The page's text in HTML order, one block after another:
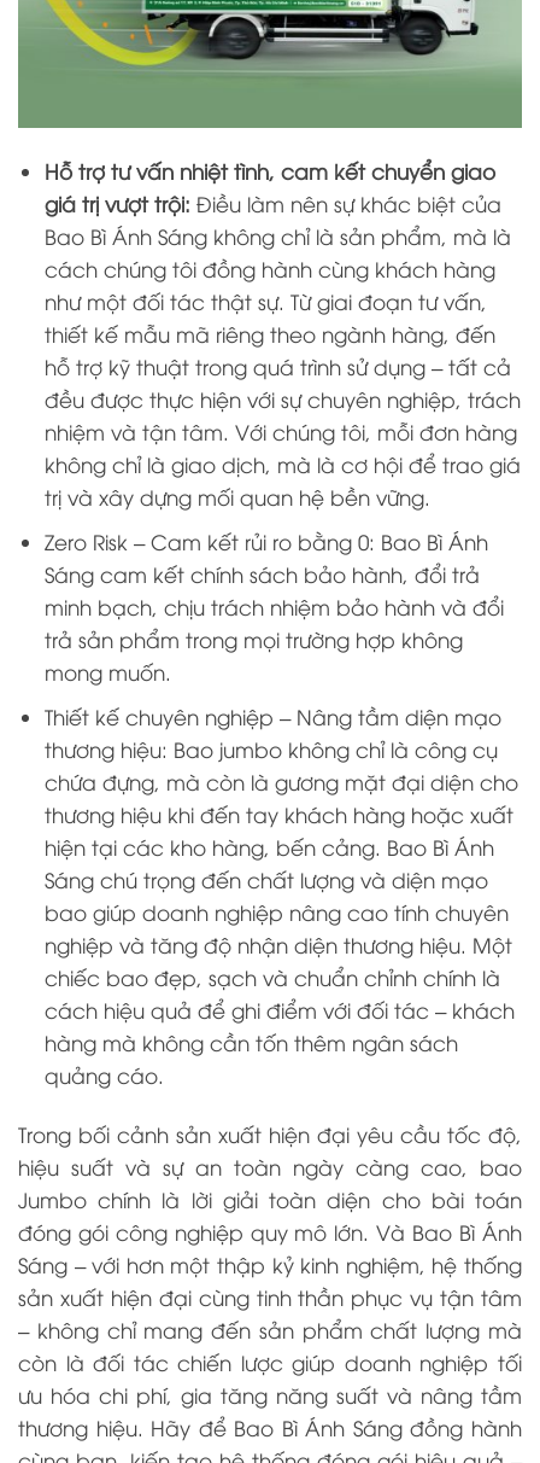
Hỗ trợ tư vấn nhiệt tình, cam kết chuyển giao
giá trị vượt trội: Điều làm nên sự khác biệt của
Bao Bì Ánh Sáng không chỉ là sản phẩm, mà là
cách chúng tôi đồng hành cùng khách hàng
như một đối tác thật sự. Từ giai đoạn tư vấn,
thiết kế mẫu mã riêng theo ngành hàng, đến
hỗ trợ kỹ thuật trong quá trình sử dụng – tất cả
đều được thực hiện với sự chuyên nghiệp, trách
nhiệm và tận tâm. Với chúng tôi, mỗi đơn hàng
không chỉ là giao dịch, mà là cơ hội để trao giá
trị và xây dựng mối quan hệ bền vững.
Zero Risk – Cam kết rủi ro bằng 0: Bao Bì Ánh
Sáng cam kết chính sách bảo hành, đổi trả
minh bạch, chịu trách nhiệm bảo hành và đổi
trả sản phẩm trong mọi trường hợp không
mong muốn.
Thiết kế chuyên nghiệp – Nâng tầm diện mạo
thương hiệu: Bao jumbo không chỉ là công cụ
chứa đựng, mà còn là gương mặt đại diện cho
thương hiệu khi đến tay khách hàng hoặc xuất
hiện tại các kho hàng, bến cảng. Bao Bì Ánh
Sáng chú trọng đến chất lượng và diện mạo
bao giúp doanh nghiệp nâng cao tính chuyên
nghiệp và tăng độ nhận diện thương hiệu. Một
chiếc bao đẹp, sạch và chuẩn chỉnh chính là
cách hiệu quả để ghi điểm với đối tác – khách
hàng mà không cần tốn thêm ngân sách
quảng cáo.
Trong bối cảnh sản xuất hiện đại yêu cầu tốc độ,
hiệu suất và sự an toàn ngày càng cao, bao
Jumbo chính là lời giải toàn diện cho bài toán
đóng gói công nghiệp quy mô lớn. Và Bao Bì Ánh
Sáng – với hơn một thập kỷ kinh nghiệm, hệ thống
sản xuất hiện đại cùng tinh thần phục vụ tận tâm
– không chỉ mang đến sản phẩm chất lượng mà
còn là đối tác chiến lược giúp doanh nghiệp tối
ưu hóa chi phí, gia tăng năng suất và nâng tầm
thương hiệu. Hãy để Bao Bì Ánh Sáng đồng hành